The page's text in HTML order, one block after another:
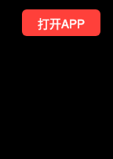
打开APP